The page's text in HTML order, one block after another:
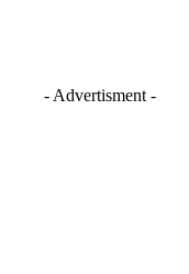
- Advertisment -